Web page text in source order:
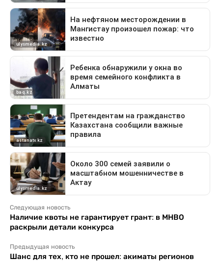
Следующая новость
Наличие квоты не гарантирует грант: в МНВО
раскрыли детали конкурса
Предыдущая новость
Шанс для тех, кто не прошел: акиматы регионов